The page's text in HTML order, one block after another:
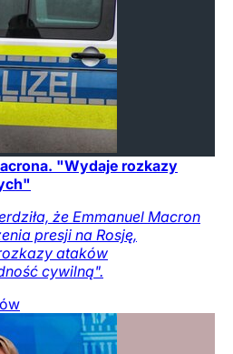
"Wydaje rozkazy
że Emmanuel Macron
presji na Rosję,
ataków
cywilną".